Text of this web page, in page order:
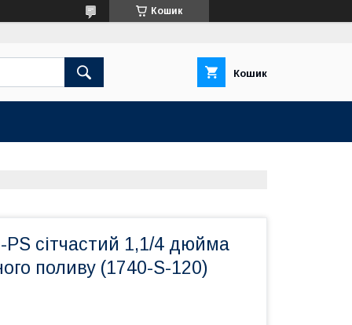
Кошик
Кошик
PS сітчастий 1,1/4 дюйма
поливу (1740-S-120)